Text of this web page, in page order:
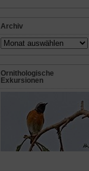
Archiv
Archiv
Ornithologische
Exkursionen